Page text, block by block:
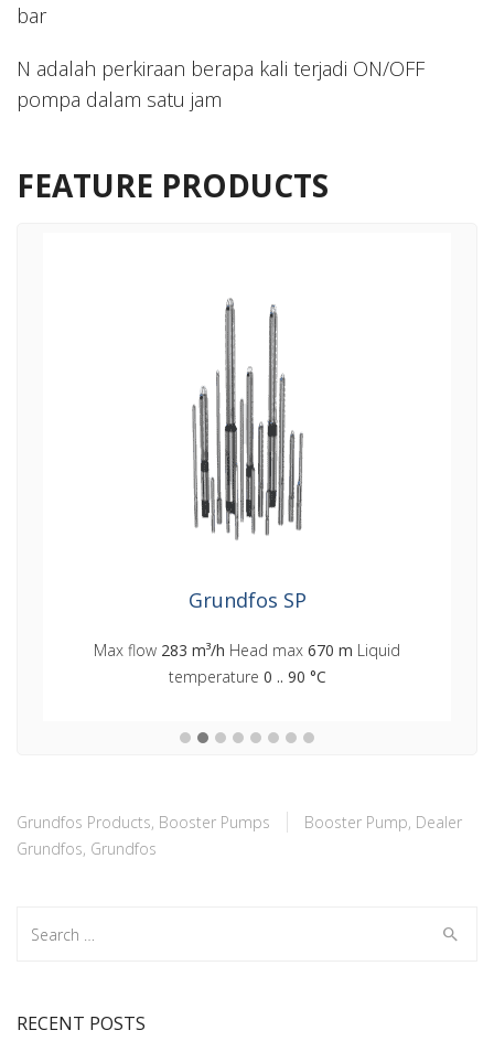
bar
N adalah perkiraan berapa kali terjadi ON/OFF
pompa dalam satu jam
FEATURE PRODUCTS
Grundfos TP/TPE
Max flow4369 m³/hHead max122 m Liquid temp.
-40 .. 150 °Cp max25 bar
Grundfos Products, Booster Pumps Booster Pump, Dealer
Grundfos, Grundfos
for:
RECENT POSTS